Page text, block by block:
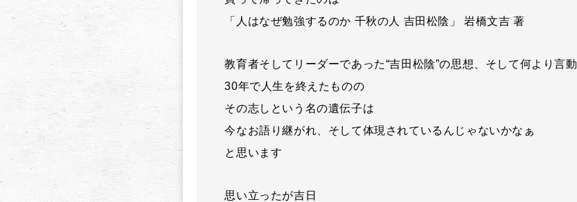
「人はなぜ勉強するのか 千秋の人 吉田松陰」 岩橋文吉 著
教育者そしてリーダーであった“吉田松陰”の思想、そして何より言動
30年で人生を終えたものの
その志しという名の遺伝子は
今なお語り継がれ、そして体現されているんじゃないかなぁ
と思います
思い立ったが吉日